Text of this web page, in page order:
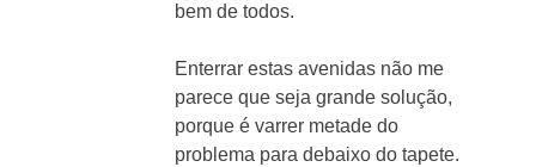
bem de todos.
Enterrar estas avenidas não me
parece que seja grande solução,
porque é varrer metade do
problema para debaixo do tapete.